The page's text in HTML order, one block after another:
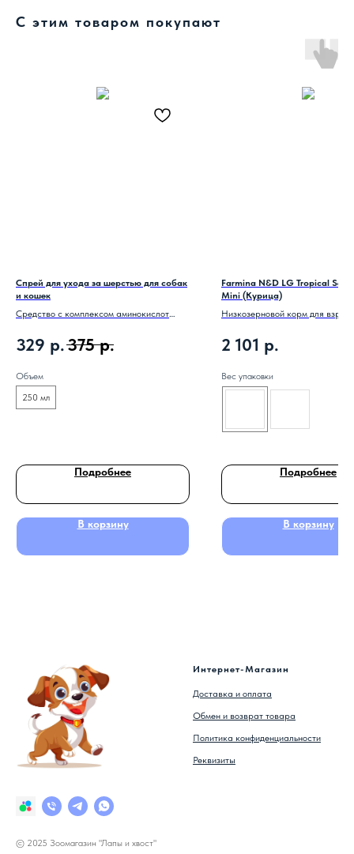
С этим товаром покупают
Спрей для ухода за шерстью для собак
и кошек
Средство с комплексом аминокислот
восстанавливает и укрепляет шерсть,
делает ее блестящей и гладкой
329 р.375 р.
Объем
250 мл
Подробнее
В корзину
Farmina N&D LG Tropical
Mini (Курица)
Низкозерновой корм для
2 101 р.
Вес упаковки
Подробнее
В корзину
© 2025 Зоомагазин "Лапы и хвост"
Интернет-Магазин
Доставка и оплата
Обмен и возврат товара
Политика конфиденциальности
Реквизиты